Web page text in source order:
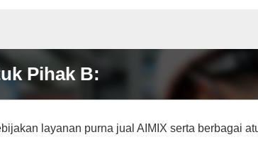
Pihak B:
layanan purna jual AIMIX serta berbagai